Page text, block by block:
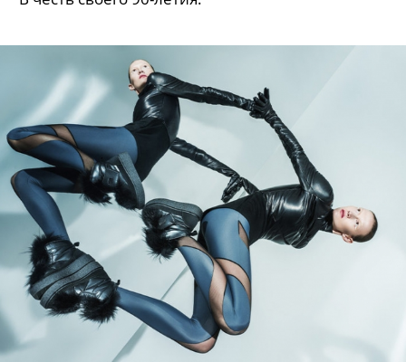
Furla выпустили новую сумку
«Мантра»
В честь своего 90-летия.